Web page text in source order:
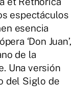
espectáculos
esencia
‘Don Juan’,
de la
Una versión
del Siglo de